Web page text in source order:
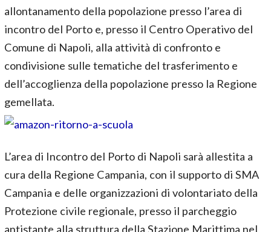
allontanamento della popolazione presso l’area di
incontro del Porto e, presso il Centro Operativo del
Comune di Napoli, alla attività di confronto e
condivisione sulle tematiche del trasferimento e
dell’accoglienza della popolazione presso la Regione
gemellata.
L’area di Incontro del Porto di Napoli sarà allestita a
cura della Regione Campania, con il supporto di SMA
Campania e delle organizzazioni di volontariato della
Protezione civile regionale, presso il parcheggio
antistante alla struttura della Stazione Marittima nel